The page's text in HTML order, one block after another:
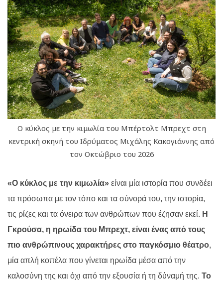
Ο κύκλος με την κιμωλία του Μπέρτολτ Μπρεχτ στη
κεντρική σκηνή του Ιδρύματος Μιχάλης Κακογιάννης από
τον Οκτώβριο του 2026
«Ο κύκλος με την κιμωλία» είναι μία ιστορία που συνδέει
τα πρόσωπα με τον τόπο και τα σύνορά του, την ιστορία,
τις ρίζες και τα όνειρα των ανθρώπων που έζησαν εκεί. Η
Γκρούσα, η ηρωίδα του Μπρεχτ, είναι ένας από τους
πιο ανθρώπινους χαρακτήρες στο παγκόσμιο θέατρο,
μία απλή κοπέλα που γίνεται ηρωίδα μέσα από την
καλοσύνη της και όχι από την εξουσία ή τη δύναμή της. Το